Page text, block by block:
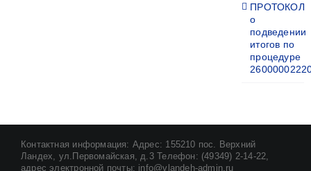
ПРОТОКОЛ
о
подведении
итогов по
процедуре
Контактная информация: Адрес: 155210 пос. Верхний
Ландех, ул.Первомайская, д.3 Телефон: (49349) 2-14-22,
адрес электронной почты: info@vlandeh-admin.ru